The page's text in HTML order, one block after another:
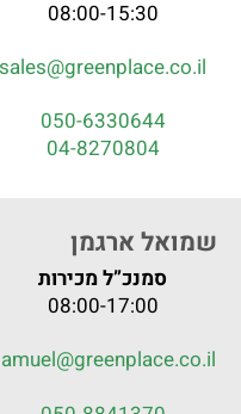
08:00-15:30
sales@greenplace.co.il
050-6330644
04-8270804
שמואל ארגמן
סמנכ”ל מכירות
08:00-17:00